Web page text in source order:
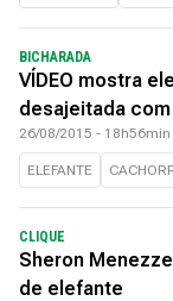
BICHARADA
VÍDEO mostra
desajeitada
26/08/2015 - 18h56min
ELEFANTE
CLIQUE
Sheron
de elefante